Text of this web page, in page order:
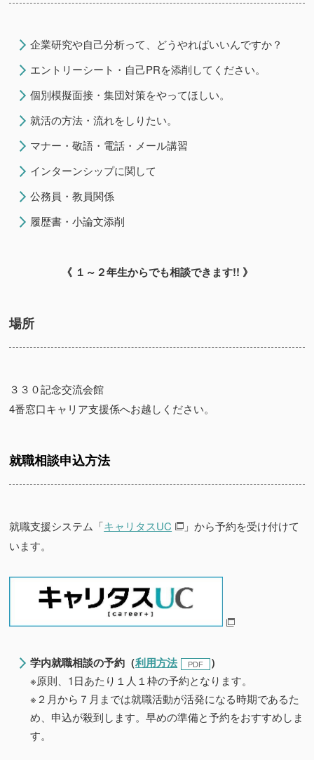
企業研究や自己分析って、どうやればいいんですか？
エントリーシート・自己PRを添削してください。
個別模擬面接・集団対策をやってほしい。
就活の方法・流れをしりたい。
マナー・敬語・電話・メール講習
インターンシップに関して
公務員・教員関係
履歴書・小論文添削
《 １～２年生からでも相談できます!! 》
場所
３３０記念交流会館
4番窓口キャリア支援係へお越しください。
就職相談申込方法
就職支援システム 「キャリタスUC
」から予約を受け付けて
います。
学内就職相談の予約（利用方法 ）
※原則、1日あたり１人１枠の予約となります。
※２月から７月までは就職活動が活発になる時期であるた
め、申込が殺到します。早めの準備と予約をおすすめしま
す。